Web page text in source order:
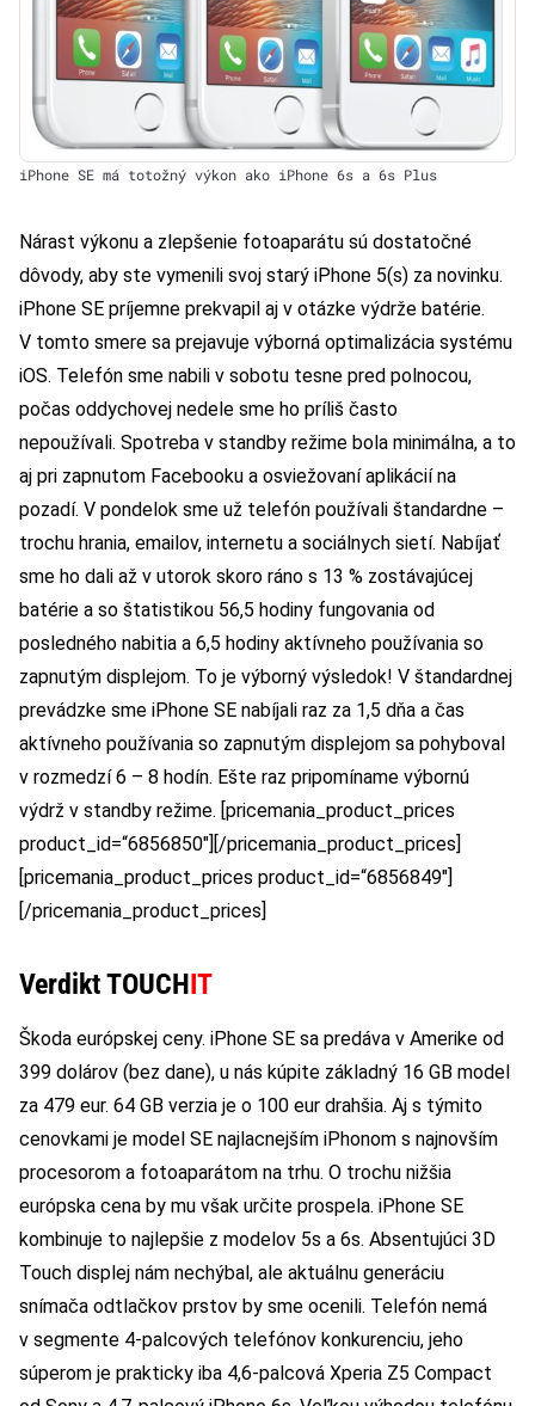
iPhone SE má totožný výkon ako iPhone 6s a 6s Plus
Nárast výkonu a zlepšenie fotoaparátu sú dostatočné
dôvody, aby ste vymenili svoj starý iPhone 5(s) za novinku.
iPhone SE príjemne prekvapil aj v otázke výdrže batérie.
V tomto smere sa prejavuje výborná optimalizácia systému
iOS. Telefón sme nabili v sobotu tesne pred polnocou,
počas oddychovej nedele sme ho príliš často
nepoužívali. Spotreba v standby režime bola minimálna, a to
aj pri zapnutom Facebooku a osviežovaní aplikácií na
pozadí. V pondelok sme už telefón používali štandardne –
trochu hrania, emailov, internetu a sociálnych sietí. Nabíjať
sme ho dali až v utorok skoro ráno s 13 % zostávajúcej
batérie a so štatistikou 56,5 hodiny fungovania od
posledného nabitia a 6,5 hodiny aktívneho používania so
zapnutým displejom. To je výborný výsledok! V štandardnej
prevádzke sme iPhone SE nabíjali raz za 1,5 dňa a čas
aktívneho používania so zapnutým displejom sa pohyboval
v rozmedzí 6 – 8 hodín. Ešte raz pripomíname výbornú
výdrž v standby režime. [pricemania_product_prices
product_id=“6856850″][/pricemania_product_prices]
[pricemania_product_prices product_id=“6856849″]
[/pricemania_product_prices]
Verdikt TOUCHIT
Škoda európskej ceny. iPhone SE sa predáva v Amerike od
399 dolárov (bez dane), u nás kúpite základný 16 GB model
za 479 eur. 64 GB verzia je o 100 eur drahšia. Aj s týmito
cenovkami je model SE najlacnejším iPhonom s najnovším
procesorom a fotoaparátom na trhu. O trochu nižšia
európska cena by mu však určite prospela. iPhone SE
kombinuje to najlepšie z modelov 5s a 6s. Absentujúci 3D
Touch displej nám nechýbal, ale aktuálnu generáciu
snímača odtlačkov prstov by sme ocenili. Telefón nemá
v segmente 4-palcových telefónov konkurenciu, jeho
súperom je prakticky iba 4,6-palcová Xperia Z5 Compact